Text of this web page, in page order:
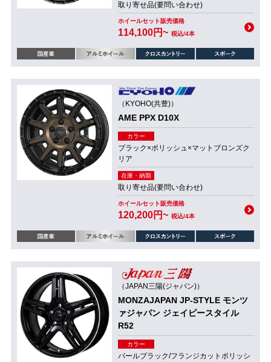
取り寄せ品(要問い合わせ)
ホイールセット販売価格
114,100円~ 税込/4本
（KYOHO(共豊)）
AME PPX D10X
カラー
ブラック×ポリッシュ×マットブロンズク
リア
在庫・納期
取り寄せ品(要問い合わせ)
ホイールセット販売価格
120,200円~ 税込/4本
（JAPAN三陽(ジャパン)）
MONZAJAPAN JP-STYLE モンツ
ァジャパン ジェイピースタイル
R52
カラー
パールブラック/フランジカットポリッシ